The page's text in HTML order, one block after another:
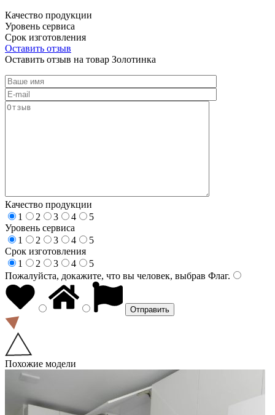
Качество продукции
Уровень сервиса
Срок изготовления
Оставить отзыв
Оставить отзыв на товар Золотинка
Качество продукции
1
2 3 4
5
Уровень сервиса
1
2 3 4
5
Срок изготовления
1
2 3 4
5
Пожалуйста, докажите, что вы человек, выбрав Флаг.
Похожие модели